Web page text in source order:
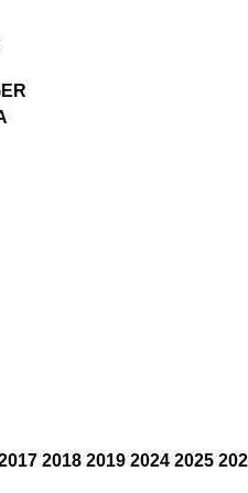
2018 2019 2024 2025